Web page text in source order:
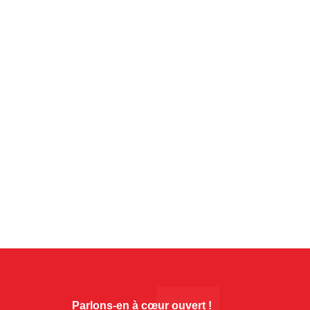
Parlons-en à cœur ouvert !